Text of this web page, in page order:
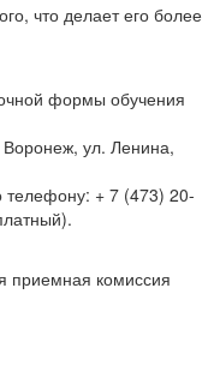
что делает его более
формы обучения
ул. Ленина,
+ 7 (473) 20-
приемная комиссия